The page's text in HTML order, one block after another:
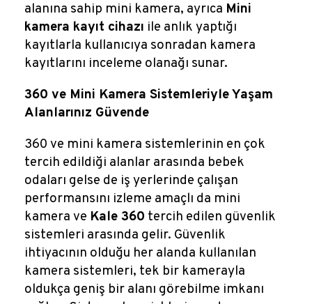
alanına sahip mini kamera, ayrıca Mini
kamera kayıt cihazı ile anlık yaptığı
kayıtlarla kullanıcıya sonradan kamera
kayıtlarını inceleme olanağı sunar.
360 ve Mini Kamera Sistemleriyle Yaşam
Alanlarınız Güvende
360 ve mini kamera sistemlerinin en çok
tercih edildiği alanlar arasında bebek
odaları gelse de iş yerlerinde çalışan
performansını izleme amaçlı da mini
kamera ve Kale 360 tercih edilen güvenlik
sistemleri arasında gelir. Güvenlik
ihtiyacının olduğu her alanda kullanılan
kamera sistemleri, tek bir kamerayla
oldukça geniş bir alanı görebilme imkanı